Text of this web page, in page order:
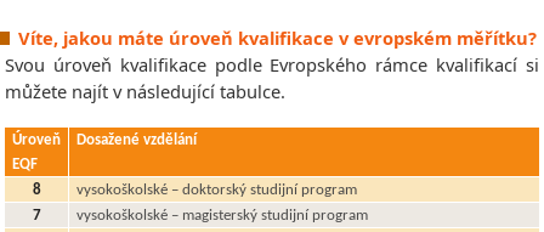
Víte, jakou máte úroveň kvalifikace v evropském měřítku?
Svou úroveň kvalifikace podle Evropského rámce kvalifikací si
můžete najít v následující tabulce.
Úroveň
EQF
Dosažené vzdělání
8
vysokoškolské – doktorský studijní program
7
vysokoškolské – magisterský studijní program